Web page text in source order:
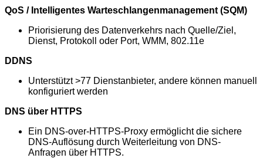
QoS / Intelligentes Warteschlangenmanagement (SQM)
Priorisierung des Datenverkehrs nach Quelle/Ziel,
Dienst, Protokoll oder Port, WMM, 802.11e
DDNS
Unterstützt >77 Dienstanbieter, andere können manuell
konfiguriert werden
DNS über HTTPS
Ein DNS-over-HTTPS-Proxy ermöglicht die sichere
DNS-Auflösung durch Weiterleitung von DNS-
Anfragen über HTTPS.